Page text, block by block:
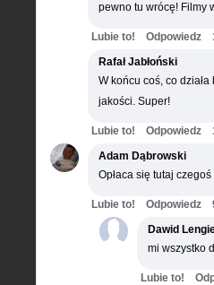
pewno tu wrócę! Filmy
Lubie to! Odpowiedz
Rafał Jabłoński
W końcu coś, co
jakości. Super!
Lubie to! Odpowiedz
Adam Dąbrowski
Opłaca się tutaj
Lubie to! Odpowiedz
Dawid
mi wszystko
Lubie to!